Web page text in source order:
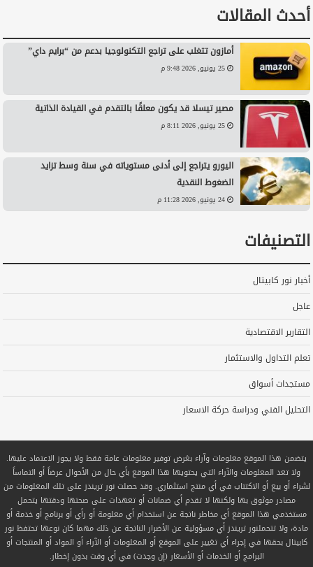
أحدث المقالات
أمازون تتغلب على تراجع التكنولوجيا بدعم من “برايم داي”
25 يونيو, 2026 9:48 م
مصير تيسلا قد يكون معلقًا بالتقدم في القيادة الذاتية
25 يونيو, 2026 8:11 م
اليورو يتراجع إلى أدنى مستوياته في سنة وسط تزايد
الضغوط النقدية
24 يونيو, 2026 11:28 م
التصنيفات
أخبار نور كابيتال
عاجل
التقارير الاقتصادية
تعلم التداول والاستثمار
مستجدات أسواق
التحليل الفني ودراسة حركة الاسعار
يتضمن هذا الموقع معلومات وآراء بغرض توفير معلومات عامة فقط ولا يجوز الاعتماد عليها.
ولا تعد المعلومات والآراء التي يحتويها هذا الموقع بأي حال من الأحوال عرضاً أو التماساً
لشراء أو بيع أو الاكتتاب في أي منتج استثماري. وقد حصلت نور تريندز على تلك المعلومات من
مصادر موثوق بها ولكنها لا تقدم أي ضمانات أو تعهدات على صحتها ودقتها يتحمل
مستخدمي هذا الموقع أي مخاطر ناتجة عن استخدام أي معلومة أو رأي أو برنامج أو خدمة أو
مادة، ولا تتحملنور تريندز أي مسؤولية عن الأضرار الناتجة عن ذلك مهما كان نوعها تحتفظ نور
كابيتال بحقها في إجراء أي تغيير على الموقع أو المعلومات أو الآراء أو المواد أو المنتجات أو
البرامج أو الخدمات أو الأسعار (إن وجدت) في أي وقت بدون إخطار.